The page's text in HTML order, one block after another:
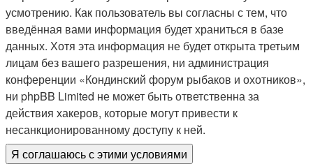
усмотрению. Как пользователь вы согласны с тем, что
введённая вами информация будет храниться в базе
данных. Хотя эта информация не будет открыта третьим
лицам без вашего разрешения, ни администрация
конференции «Кондинский форум рыбаков и охотников»,
ни phpBB Limited не может быть ответственна за
действия хакеров, которые могут привести к
несанкционированному доступу к ней.